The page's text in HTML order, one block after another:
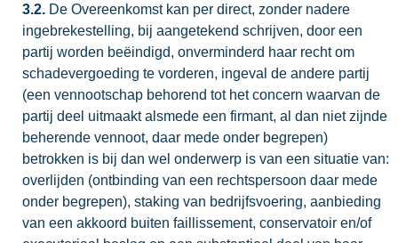
3.2. De Overeenkomst kan per direct, zonder nadere
ingebrekestelling, bij aangetekend schrijven, door een
partij worden beëindigd, onverminderd haar recht om
schadevergoeding te vorderen, ingeval de andere partij
(een vennootschap behorend tot het concern waarvan de
partij deel uitmaakt alsmede een firmant, al dan niet zijnde
beherende vennoot, daar mede onder begrepen)
betrokken is bij dan wel onderwerp is van een situatie van:
overlijden (ontbinding van een rechtspersoon daar mede
onder begrepen), staking van bedrijfsvoering, aanbieding
van een akkoord buiten faillissement, conservatoir en/of